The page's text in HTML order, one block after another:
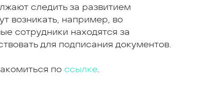
следить за развитием
возникать, например, во
сотрудники находятся за
для подписания документов.
по ссылке.